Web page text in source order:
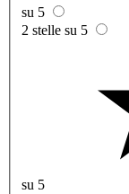
su 5
2 stelle su 5
su 5